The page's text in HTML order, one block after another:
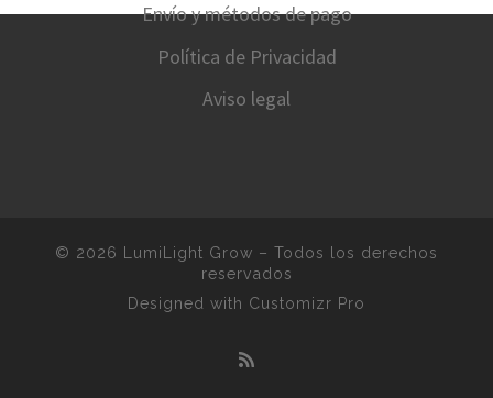
Envío y métodos de pago
Política de Privacidad
Aviso legal
© 2026 LumiLight Grow – Todos los derechos
reservados
Designed with Customizr Pro